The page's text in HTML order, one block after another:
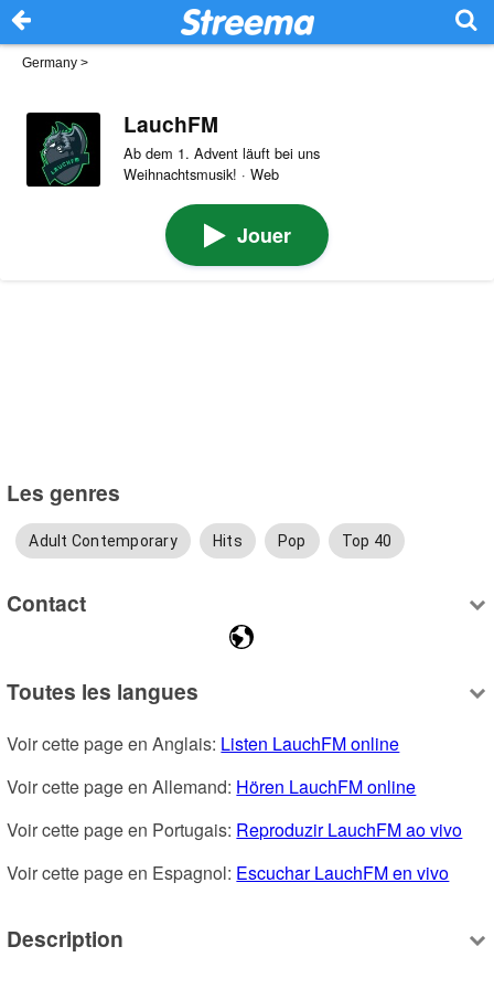
Germany >
LauchFM
Ab dem 1. Advent läuft bei uns
Weihnachtsmusik! · Web
Jouer
Les genres
Adult Contemporary Hits Pop Top 40
Contact
Toutes les langues
Voir cette page en Anglais: Listen LauchFM online
Voir cette page en Allemand: Hören LauchFM online
Voir cette page en Portugais: Reproduzir LauchFM ao vivo
Voir cette page en Espagnol: Escuchar LauchFM en vivo
Description